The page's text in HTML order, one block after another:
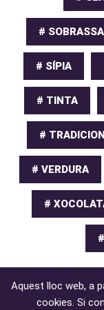
Aquest lloc web, a
cookies. Si
#
# SÍPIA
# TINTA
#
# VERDURA
#